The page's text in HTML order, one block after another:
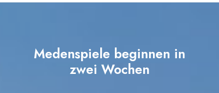
Medenspiele beginnen in
zwei Wochen